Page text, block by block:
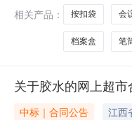
相关产品：
按扣袋 会
档案盒 笔
关于胶水的网上超
中标｜合同公告 江西